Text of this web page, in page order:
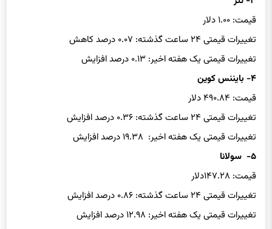
تغییرات قیمتی ۲۴ ساعت گذشته: ۰.۰۷ درصد کاهش
تغییرات قیمتی یک هفته اخیر: ۰.۱۳ درصد افزایش
۴- بایننس کوین
قیمت: ۴۹۰.۸۴ دلار
تغییرات قیمتی ۲۴ ساعت گذشته: ۰.۳۶ درصد افزایش
تغییرات قیمتی یک هفته اخیر: ۱۹.۳۸ درصد افزایش
۵- سولانا
قیمت: ۱۴۷.۲۸دلار
تغییرات قیمتی ۲۴ ساعت گذشته: ۰.۸۶ درصد افزایش
تغییرات قیمتی یک هفته اخیر: ۱۲.۹۸ درصد افزایش
۶- ریپل